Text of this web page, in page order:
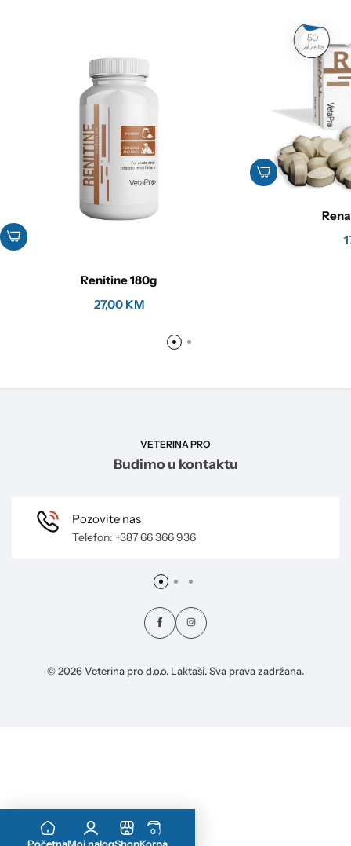
Renitine 180g
27,00 KM
VETERINA PRO
Budimo u kontaktu
Pozovite nas
Telefon: +387 66 366 936
© 2026 Veterina pro d.o.o. Laktaši. Sva prava zadržana.
0
Dodaj u korpu